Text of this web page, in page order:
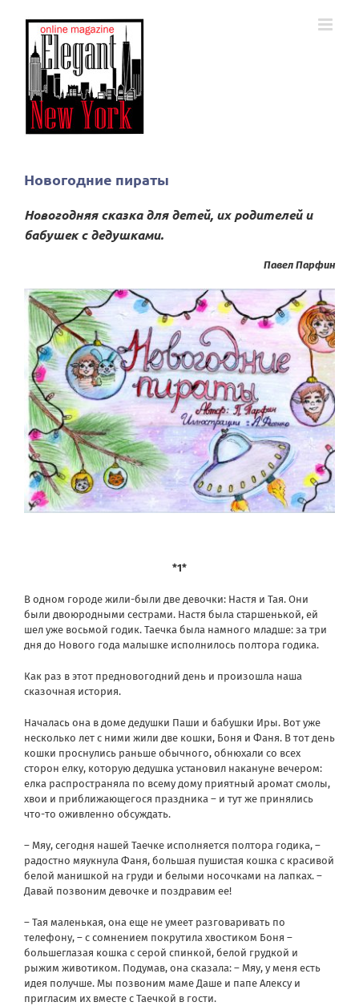
Новогодние пираты
Новогодняя сказка для детей, их родителей и
бабушек с дедушками.
Павел Парфин
*1*
В одном городе жили-были две девочки: Настя и Тая. Они
были двоюродными сестрами. Настя была старшенькой, ей
шел уже восьмой годик. Таечка была намного младше: за три
дня до Нового года малышке исполнилось полтора годика.
Как раз в этот предновогодний день и произошла наша
сказочная история.
Началась она в доме дедушки Паши и бабушки Иры. Вот уже
несколько лет с ними жили две кошки, Боня и Фаня. В тот день
кошки проснулись раньше обычного, обнюхали со всех
сторон елку, которую дедушка установил накануне вечером:
елка распространяла по всему дому приятный аромат смолы,
хвои и приближающегося праздника – и тут же принялись
что-то оживленно обсуждать.
– Мяу, сегодня нашей Таечке исполняется полтора годика, –
радостно мяукнула Фаня, большая пушистая кошка с красивой
белой манишкой на груди и белыми носочками на лапках. –
Давай позвоним девочке и поздравим ее!
– Тая маленькая, она еще не умеет разговаривать по
телефону, – с сомнением покрутила хвостиком Боня –
большеглазая кошка с серой спинкой, белой грудкой и
рыжим животиком. Подумав, она сказала: – Мяу, у меня есть
идея получше. Мы позвоним маме Даше и папе Алексу и
пригласим их вместе с Таечкой в гости.